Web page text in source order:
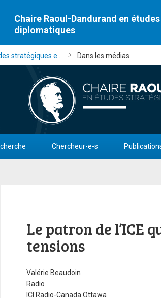
Chaire Raoul-Dandurand en
diplomatiques
stratégiques e... Dans les médias
Chercheur-e-s
Le patron de
tensions
Valérie Beaudoin
Radio
ICI Radio-Canada Ottawa